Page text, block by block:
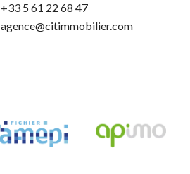
+33 5 61 22 68 47
agence@citimmobilier.com